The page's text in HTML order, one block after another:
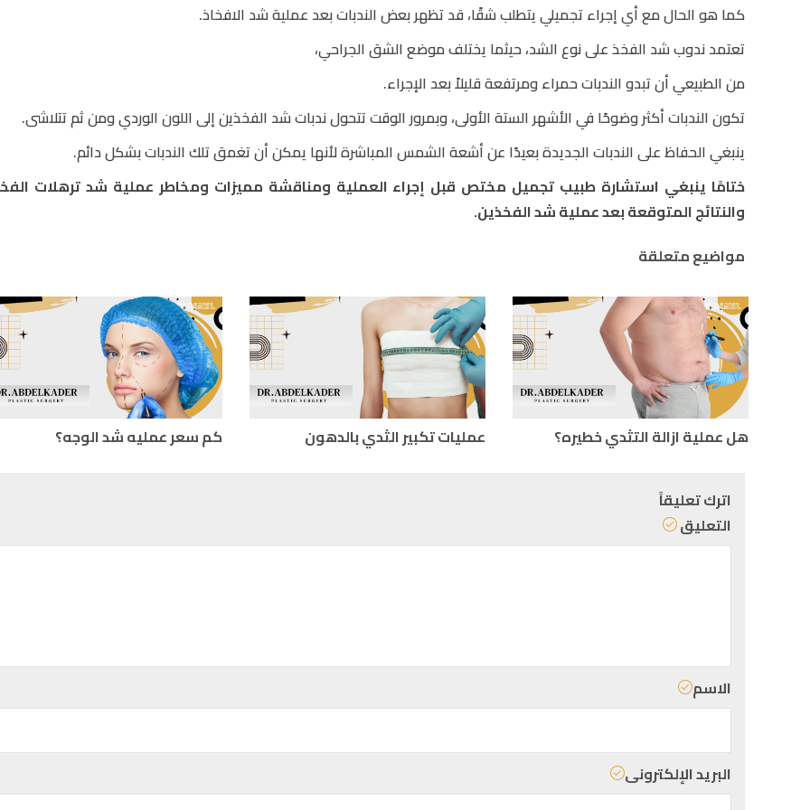
كما هو الحال مع أي إجراء تجميلي يتطلب شقًا، قد تظهر بعض الندبات بعد عملية شد الافخاذ.
تعتمد ندوب شد الفخذ على نوع الشد، حيثما يختلف موضع الشق الجراحي،
من الطبيعي أن تبدو الندبات حمراء ومرتفعة قليلاً بعد الإجراء.
تكون الندبات أكثر وضوحًا في الأشهر الستة الأولى، وبمرور الوقت تتحول ندبات شد الفخذين إلى اللون الوردي ومن ثم تتلاشى.
ينبغي الحفاظ على الندبات الجديدة بعيدًا عن أشعة الشمس المباشرة لأنها يمكن أن تغمق تلك الندبات بشكل دائم.
ختامًا ينبغي استشارة طبيب تجميل مختص قبل إجراء العملية ومناقشة مميزات ومخاطر عملية شد ترهلات
والنتائج المتوقعة بعد عملية شد الفخذين.
مواضيع متعلقة
هل عملية ازالة التثدي خطيره؟ عمليات تكبير الثدي بالدهون كم سعر عمليه شد الوجه؟
اترك تعليقاً
التعليق
الاسم
البريد الإلكترونى